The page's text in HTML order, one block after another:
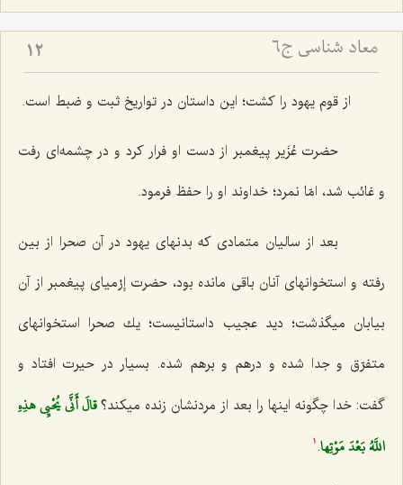
معاد شناسی ج6 12
از قوم یهود را كشت؛ این داستان در تواریخ ثبت و ضبط است.
حضرت عُزَیر پیغمبر از دست او فرار كرد و در چشمه‌اى رفت
و غائب شد، امّا نمرد؛ خداوند او را حفظ فرمود.
بعد از سالیان متمادى كه بدنهاى یهود در آن صحرا از بین
رفته و استخوانهاى آنان باقى مانده بود، حضرت إرْمیاى پیغمبر از آن
بیابان میگذشت؛ دید عجیب داستانیست؛ یك صحرا استخوانهاى
متفرّق و جدا شده و درهم و برهم شده. بسیار در حیرت افتاد و
گفت: خدا چگونه اینها را بعد از مردنشان زنده میكند؟قالَ أَنَّى يُحْيِي هذِهِ
اللَّهُ بَعْدَ مَوْتِها.
1